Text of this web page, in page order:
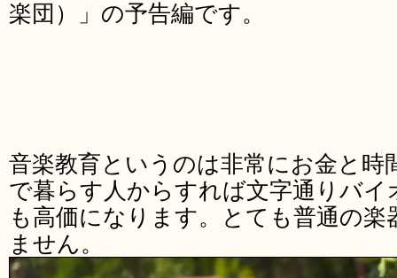
楽団）」の予告編です。
音楽教育というのは非常にお金と時
で暮らす人からすれば文字通りバ
も高価になります。とても普通の
ません。